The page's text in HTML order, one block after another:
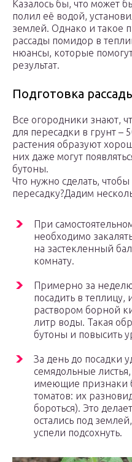
Казалось бы, что может
полил её водой,
землей. Однако и такое
рассады помидор в
нюансы, которые
результат.
Подготовка
Все огородники знают,
для пересадки в грунт –
растения образуют
них даже могут
бутоны.
Что нужно сделать,
пересадку?Дадим
При
необходимо
на застекленный
комнату.
Примерно за
посадить в теплицу,
раствором борной
литр воды. Такая
бутоны и повысить
За день до посадки
семядольные
имеющие признаки
томатов: их
бороться). Это
остались под
успели подсохнуть.